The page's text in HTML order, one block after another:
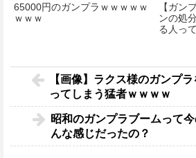
65000円のガンプラｗｗｗｗｗ
ｗｗｗ
【ガン
ンの処
る人っ
【画像】ラクス様のガンプ
ってしまう猛者ｗｗｗｗ
昭和のガンプラブームって
んな感じだったの？